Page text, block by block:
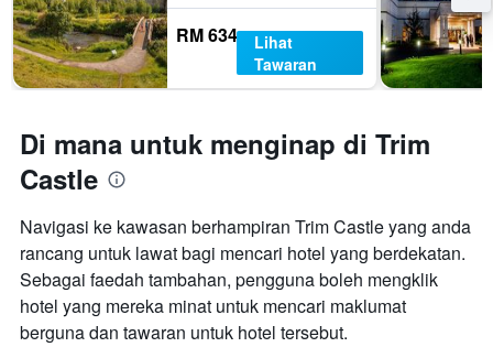
RM 634
Lihat
Tawaran
Di mana untuk menginap di Trim
Castle
Navigasi ke kawasan berhampiran Trim Castle yang anda
rancang untuk lawat bagi mencari hotel yang berdekatan.
Sebagai faedah tambahan, pengguna boleh mengklik
hotel yang mereka minat untuk mencari maklumat
berguna dan tawaran untuk hotel tersebut.